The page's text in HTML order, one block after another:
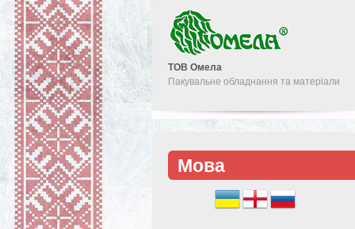
ТОВ Омела
Пакувальне обладнання та матеріали
Мова